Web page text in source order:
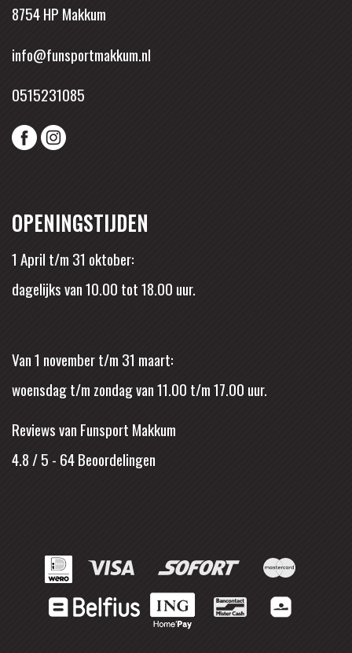
8754 HP Makkum
info@funsportmakkum.nl
0515231085
OPENINGSTIJDEN
1 April t/m 31 oktober:
dagelijks van 10.00 tot 18.00 uur.
Van 1 november t/m 31 maart:
woensdag t/m zondag van 11.00 t/m 17.00 uur.
Reviews van Funsport Makkum
4.8 / 5 - 64Beoordelingen